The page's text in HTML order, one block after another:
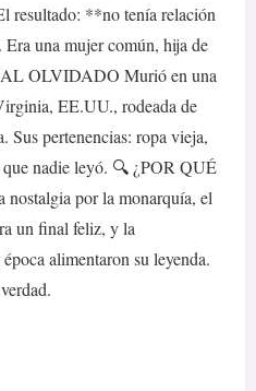
resultado: **no tenía relación
una mujer común, hija de
OLVIDADO Murió en una
EE.UU., rodeada de
Sus pertenencias: ropa vieja,
nadie leyó. 🔍 ¿POR QUÉ
por la monarquía, el
un final feliz, y la
alimentaron su leyenda.